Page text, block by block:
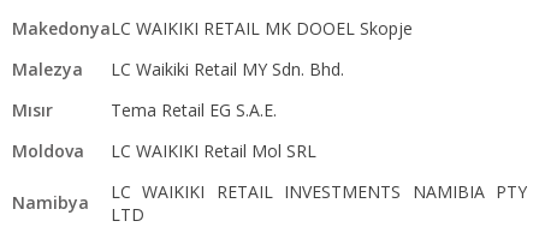
MakedonyaLC WAIKIKI RETAIL MK DOOEL Skopje
Malezya
LC Waikiki Retail MY Sdn. Bhd.
Mısır
Tema Retail EG S.A.E.
Moldova
LC WAIKIKI Retail Mol SRL
Namibya
LC WAIKIKI RETAIL INVESTMENTS NAMIBIA PTY
LTD